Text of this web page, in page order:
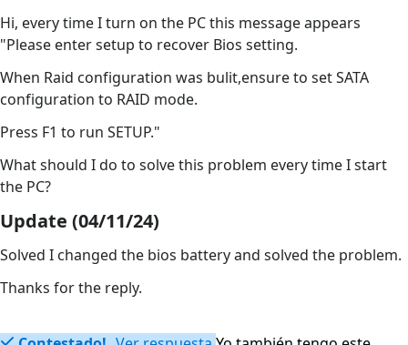
Hi, every time I turn on the PC this message appears
"Please enter setup to recover Bios setting.
When Raid configuration was bulit,ensure to set SATA
configuration to RAID mode.
Press F1 to run SETUP."
What should I do to solve this problem every time I start
the PC?
Update (04/11/24)
Solved I changed the bios battery and solved the problem.
Thanks for the reply.